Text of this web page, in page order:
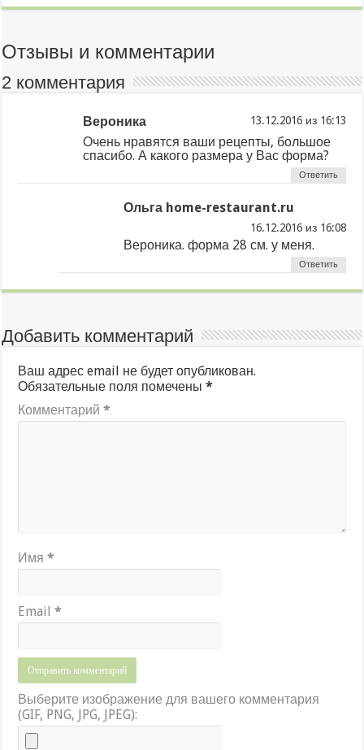
Отзывы и комментарии
2 комментария
Вероника из
Очень нравятся ваши рецепты, большое
спасибо. А какого размера у Вас форма?
Ответить
Ольга home-restaurant.ru
из
Вероника. форма 28 см. у меня.
Ответить
Добавить комментарий
Ваш адрес email не будет опубликован.
Обязательные поля помечены*
Комментарий*
Имя*
Email*
Выберите изображение для вашего комментария
(GIF, PNG, JPG, JPEG):